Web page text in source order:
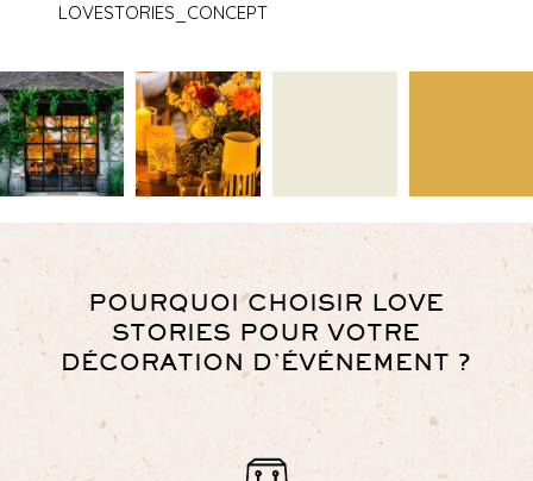
LOVESTORIES_CONCEPT
POURQUOI CHOISIR LOVE
STORIES POUR VOTRE
DÉCORATION D’ÉVÉNEMENT ?